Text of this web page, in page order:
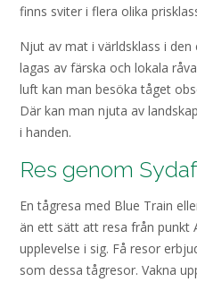
finns sviter i flera olika
Njut av mat i världsklass i
lagas av färska och lokala
luft kan man besöka tåget
Där kan man njuta av
i handen.
Res genom
En tågresa med Blue Train
än ett sätt att resa från punkt
upplevelse i sig. Få resor
som dessa tågresor. Vakna